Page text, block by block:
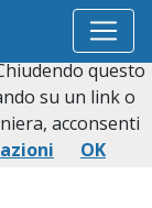
utilizzati si
ed utili
questo
su un link o
acconsenti
OK